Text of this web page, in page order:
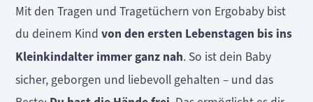
Mit den Tragen und Tragetüchern von Ergobaby bist
du deinem Kindvon den ersten Lebenstagen bis ins
Kleinkindalter immer ganz nah. So ist dein Baby
sicher, geborgen und liebevoll gehalten – und das